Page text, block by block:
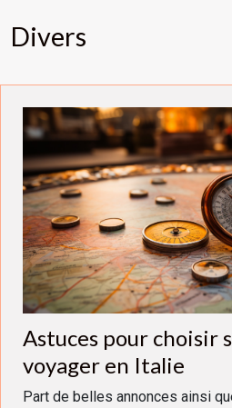
Divers
Astuces pour choisir
voyager en Italie
Part de belles annonces ainsi